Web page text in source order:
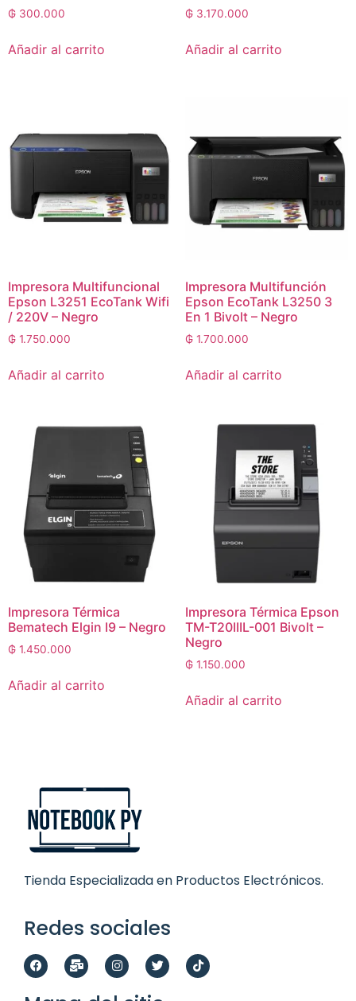
₲ 300.000
Añadir al carrito
₲3.170.000
Añadir al carrito
Impresora Multifuncional
Epson L3251 EcoTank Wifi
/ 220V – Negro
₲ 1.750.000
Añadir al carrito
Impresora Multifunción
Epson EcoTank L3250 3
En 1 Bivolt – Negro
₲1.700.000
Añadir al carrito
Impresora Térmica
Bematech Elgin I9 – Negro
₲ 1.450.000
Añadir al carrito
Impresora Térmica Epson
TM-T20IIIL-001 Bivolt –
Negro
₲1.150.000
Añadir al carrito
Tienda Especializada en Productos Electrónicos.
Redes sociales